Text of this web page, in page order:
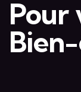
Pour